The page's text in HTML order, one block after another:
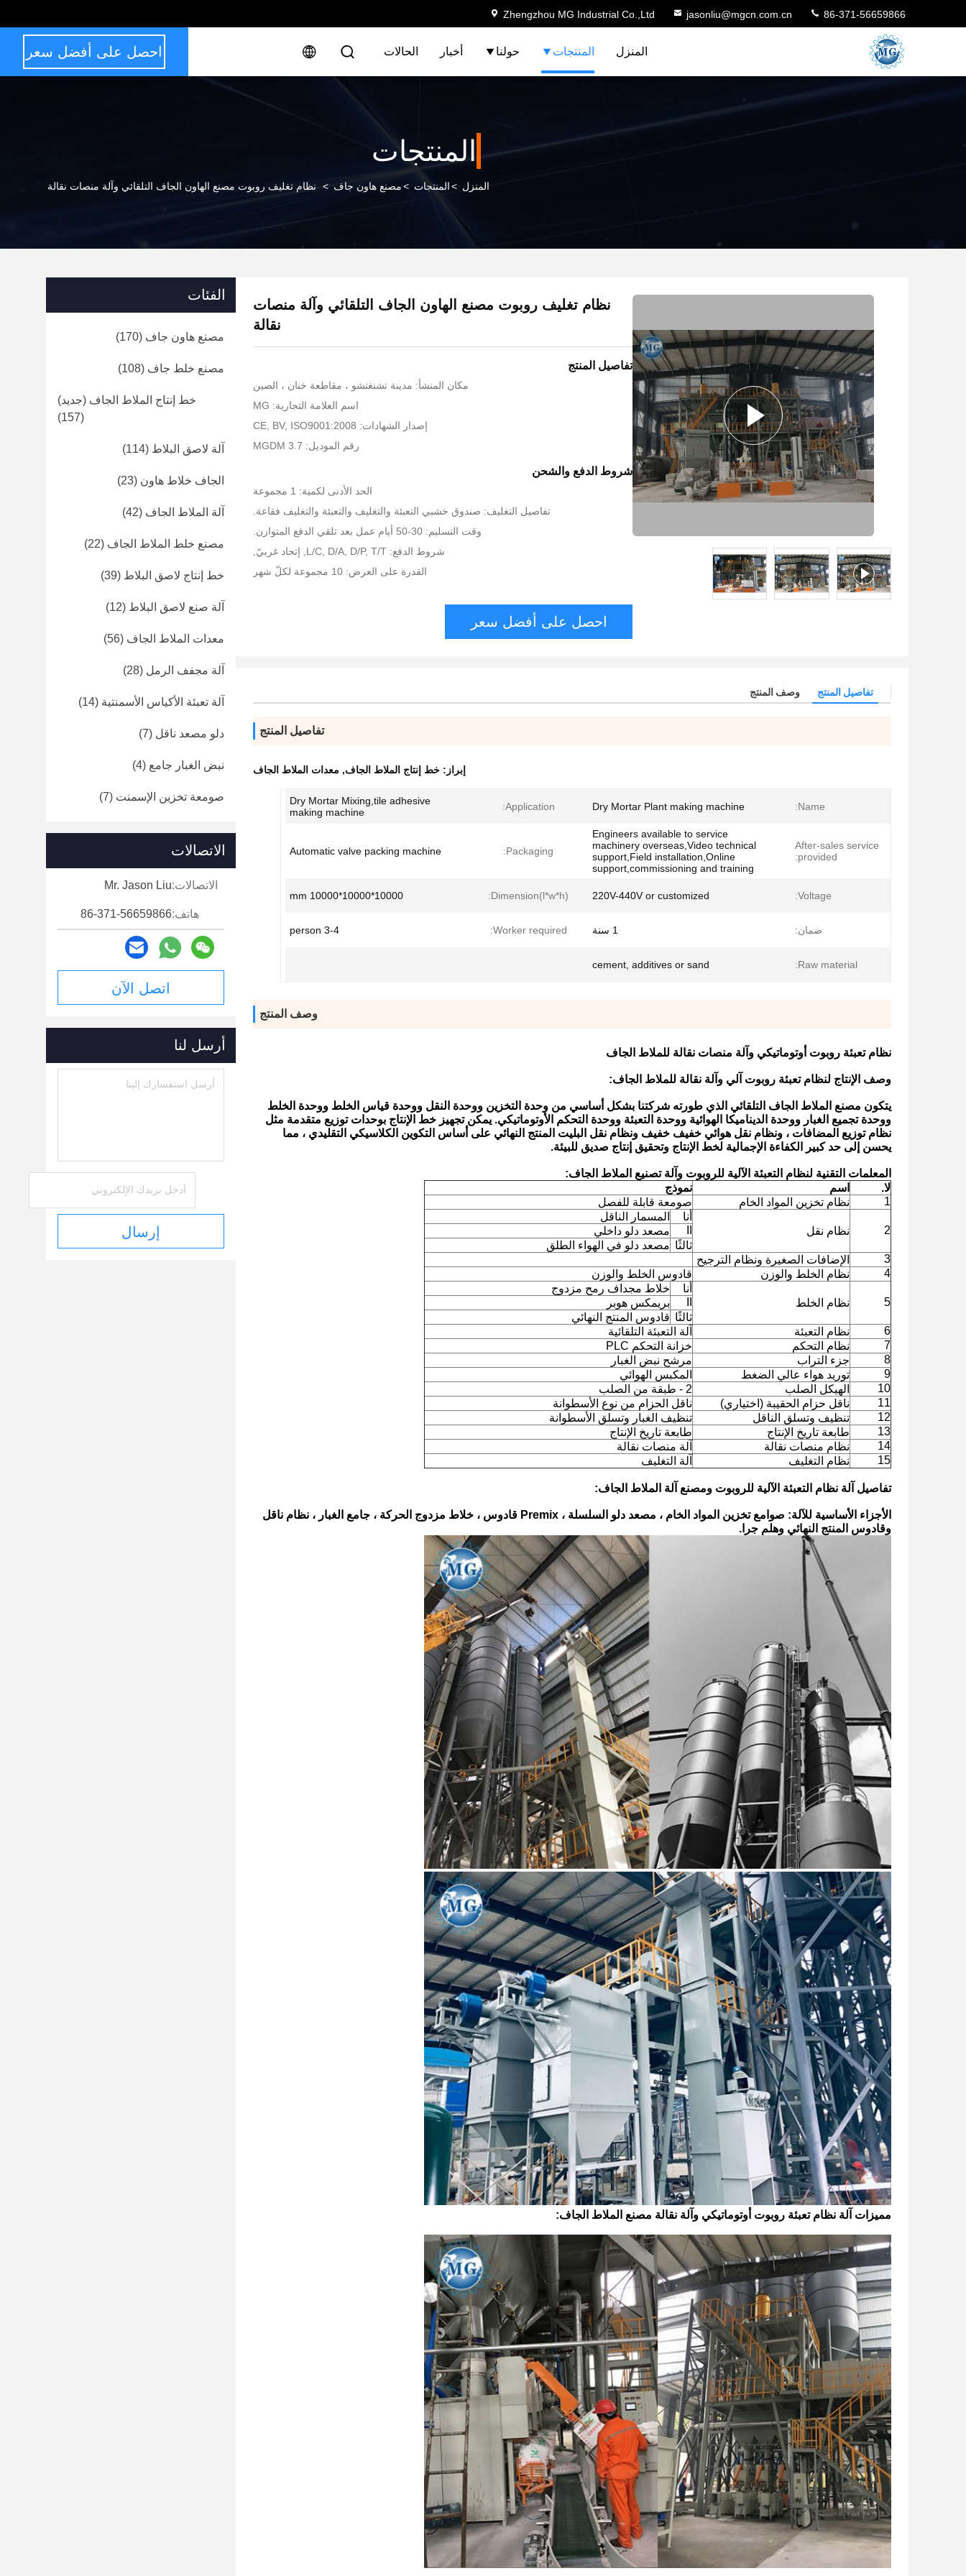
Zhengzhou MG Industrial Co.,Ltd jasonliu@mgcn.com.cn 86-371-56659866
المنزل المنتجات حولنا أخبار الحالات احصل على أفضل سعر
المنتجات
المنزل >المنتجات >مصنع هاون جاف > نظام تغليف روبوت مصنع الهاون الجاف التلقائي وآلة منصات نقالة
نظام تغليف روبوت مصنع الهاون الجاف التلقائي وآلة منصات
نقالة
تفاصيل المنتج
مكان المنشأ: مدينة تشنغتشو ، مقاطعة خنان ، الصين
اسم العلامة التجارية: MG
إصدار الشهادات: CE, BV, ISO9001:2008
رقم الموديل: MGDM 3.7
شروط الدفع والشحن
الحد الأدنى لكمية: 1 مجموعة
تفاصيل التغليف: صندوق خشبي التعبئة والتغليف والتعبئة والتغليف فقاعة.
وقت التسليم: 30-50 أيام عمل بعد تلقي الدفع المتوازن.
شروط الدفع: L/C, D/A, D/P, T/T, إتحاد غربيّ,
القدرة على العرض: 10 مجموعة لكلّ شهر
احصل على أفضل سعر
تفاصيل المنتج وصف المنتج
تفاصيل المنتج
إبراز: خط إنتاج الملاط الجاف, معدات الملاط الجاف
Name:
Dry Mortar Plant making machine
Application:
Dry Mortar Mixing,tile adhesive
making machine
After-sales service
provided:
Engineers available to service
machinery overseas,Video technical
support,Field installation,Online
support,commissioning and training
Packaging:
Automatic valve packing machine
Voltage:
220V-440V or customized
Dimension(l*w*h):
10000*10000*10000 mm
ضمان: 1 سنة Worker required:
3-4 person
Raw material:
cement, additives or sand
وصف المنتج
نظام تعبئة روبوت أوتوماتيكي وآلة منصات نقالة للملاط الجاف
وصف الإنتاج لنظام تعبئة روبوت آلي وآلة نقالة للملاط الجاف:
يتكون مصنع الملاط الجاف التلقائي الذي طورته شركتنا بشكل أساسي من وحدة التخزين ووحدة النقل ووحدة قياس الخلط ووحدة الخلط
ووحدة تجميع الغبار ووحدة الديناميكا الهوائية ووحدة التعبئة ووحدة التحكم الأوتوماتيكي. يمكن تجهيز خط الإنتاج بوحدات توزيع متقدمة مثل
نظام توزيع المضافات ، ونظام نقل هوائي خفيف خفيف ونظام نقل البليت المنتج النهائي على أساس التكوين الكلاسيكي التقليدي ، مما
يحسن إلى حد كبير الكفاءة الإجمالية لخط الإنتاج وتحقيق إنتاج صديق للبيئة.
المعلمات التقنية لنظام التعبئة الآلية للروبوت وآلة تصنيع الملاط الجاف:
لا.
اسم
نموذج
1
نظام تخزين المواد الخام صومعة قابلة للفصل
2 نظام نقل
أنا
المسمار الناقل
مصعد دلو داخلي
ثالثًا مصعد دلو في الهواء الطلق
3
الإضافات الصغيرة ونظام الترجيح
4
نظام الخلط والوزن قادوس الخلط والوزن
5 نظام الخلط
أنا
خلاط مجداف رمح مزدوج
بريمكس هوبر
ثالثًا قادوس المنتج النهائي
6
نظام التعبئة
آلة التعبئة التلقائية
7
نظام التحكم
خزانة التحكم PLC
8
جزء التراب
مرشح نبض الغبار
9
توريد هواء عالي الضغط
المكبس الهوائي
10
الهيكل الصلب
2 - طبقة من الصلب
11
ناقل حزام الحقيبة (اختياري)
ناقل الحزام من نوع الأسطوانة
12
تنظيف وتسلق الناقل
تنظيف الغبار وتسلق الأسطوانة
13
طابعة تاريخ الإنتاج
طابعة تاريخ الإنتاج
14
نظام منصات نقالة
آلة منصات نقالة
15
نظام التغليف آلة التغليف
تفاصيل آلة نظام التعبئة الآلية للروبوت ومصنع آلة الملاط الجاف:
الأجزاء الأساسية للآلة: صوامع تخزين المواد الخام ، مصعد دلو السلسلة ، Premix قادوس ، خلاط مزدوج الحركة ، جامع الغبار ، نظام ناقل
وقادوس المنتج النهائي وهلم جرا.
مميزات آلة نظام تعبئة روبوت أوتوماتيكي وآلة نقالة مصنع الملاط الجاف:
الفئات
مصنع هاون جاف (170)
مصنع خلط جاف (108)
خط إنتاج الملاط الجاف (جديد)
(157)
آلة لاصق البلاط (114)
الجاف خلاط هاون (23)
آلة الملاط الجاف (42)
مصنع خلط الملاط الجاف (22)
خط إنتاج لاصق البلاط (39)
آلة صنع لاصق البلاط (12)
معدات الملاط الجاف (56)
آلة مجفف الرمل (28)
آلة تعبئة الأكياس الأسمنتية (14)
دلو مصعد ناقل (7)
نبض الغبار جامع (4)
صومعة تخزين الإسمنت (7)
الاتصالات
الاتصالات:Mr. Jason Liu
هاتف:86-371-56659866
اتصل الآن
أرسل لنا
إرسال